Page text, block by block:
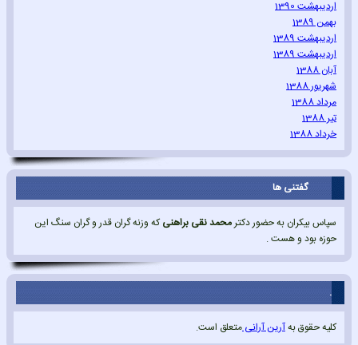
اردیبهشت 1390
بهمن 1389
اردیبهشت 1389
اردیبهشت 1389
آبان 1388
شهریور 1388
مرداد 1388
تیر 1388
خرداد 1388
گفتنی ها
سپاس بیکران به حضور دکترمحمد نقی براهنیکه وزنه گران قدر و گران سنگ این
حوزه بود و هست .
.
کلیه حقوق بهآرین آرانیمتعلق است.